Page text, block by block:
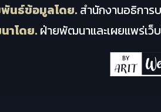
นธ์ข้อมูลโดย.สำนักงานอธิกา
าโดย.ฝ่ายพัฒนาและเผยแพร่เว็บ